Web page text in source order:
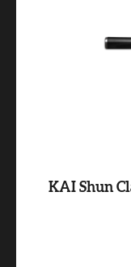
KAI Shun